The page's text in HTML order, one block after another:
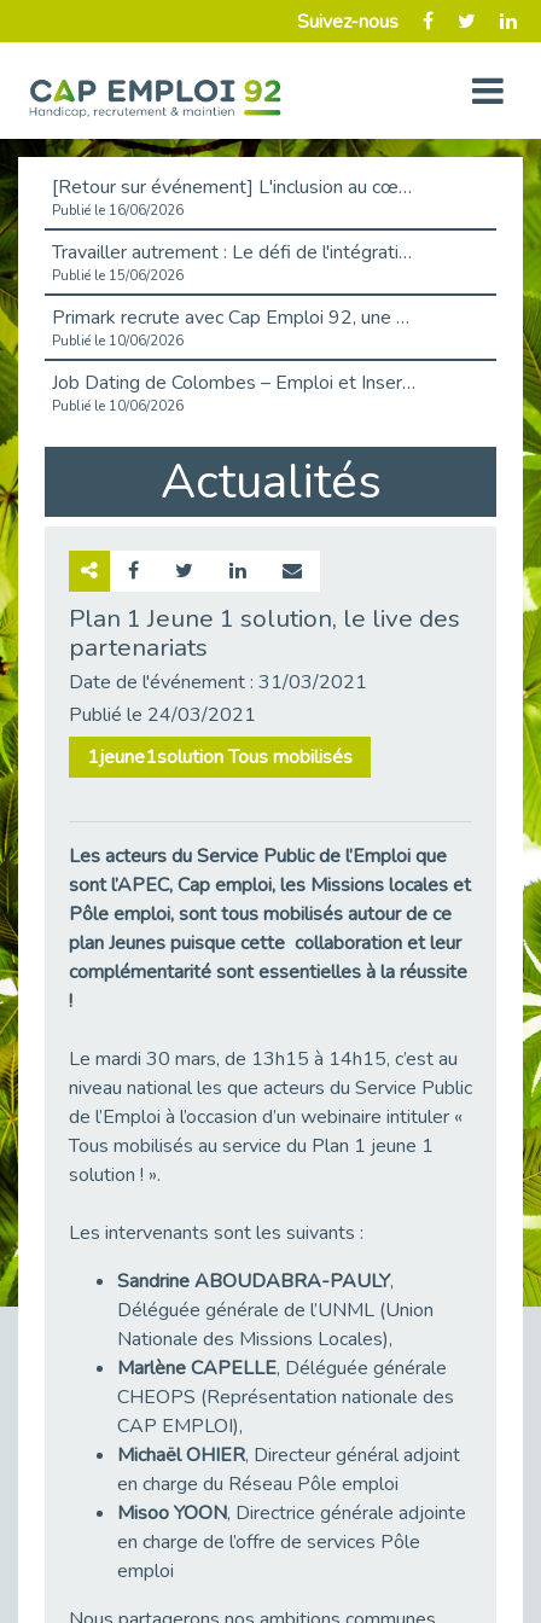
Suivez-nous
[Retour sur événement] L'inclusion au cœur de la Place de l'Emploi à La Défense !
Publié le 16/06/2026
Travailler autrement : Le défi de l'intégration des maladies chroniques en entreprise
Publié le 15/06/2026
Primark recrute avec Cap Emploi 92, une matinée couronnée de succès !
Publié le 10/06/2026
Job Dating de Colombes – Emploi et Insertion
Publié le 10/06/2026
Aborder l'entretien et la situation de handicap en toute confiance
Publié le 09/06/2026
Retour sur l’atelier « Optimiser sa recherche d’emploi »
Publié le 30/05/2026
Publié le 21/05/2026
L’alternance : un levier stratégique pour recruter et inclure durablement
Publié le 18/05/2026
Fibromyalgie : Quand la douleur invisible s’invite au bureau
Publié le 12/05/2026
Publié le 12/05/2026
38 vidéos pour comprendre et agir durablement
Publié le 04/05/2026
Témoignage : Le parcours de Marc, 44 ans
Publié le 30/04/2026
L’Aménagement Raisonnable : Un Levier pour l’Équité
Publié le 29/04/2026
28 avril : Agir ensemble pour une culture de prévention au travail
Publié le 27/04/2026
Mobilisation pour l’alternance et le handicap
Publié le 24/04/2026
Actualités
Plan 1 Jeune 1 solution, le live des
partenariats
Date de l'événement : 31/03/2021
Publié le 24/03/2021
1jeune1solution Tous mobilisés
Les acteurs du Service Public de l’Emploi que
sont l’APEC, Cap emploi, les Missions locales et
Pôle emploi, sont tous mobilisés autour de ce
plan Jeunes puisque cette collaboration et leur
complémentarité sont essentielles à la réussite
!
Le mardi 30 mars, de 13h15 à 14h15, c’est au
niveau national les que acteurs du Service Public
de l’Emploi à l’occasion d’un webinaire intituler «
Tous mobilisés au service du Plan 1 jeune 1
solution ! ».
Les intervenants sont les suivants :
Sandrine ABOUDABRA-PAULY,
Déléguée générale de l’UNML (Union
Nationale des Missions Locales),
Marlène CAPELLE, Déléguée générale
CHEOPS (Représentation nationale des
CAP EMPLOI),
Michaël OHIER, Directeur général adjoint
en charge du Réseau Pôle emploi
Misoo YOON, Directrice générale adjointe
en charge de l’offre de services Pôle
emploi